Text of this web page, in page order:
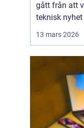
gått från att
teknisk
ner och
vår vardag
flexibla
kombinerar
telefoni med
13 mars 2026